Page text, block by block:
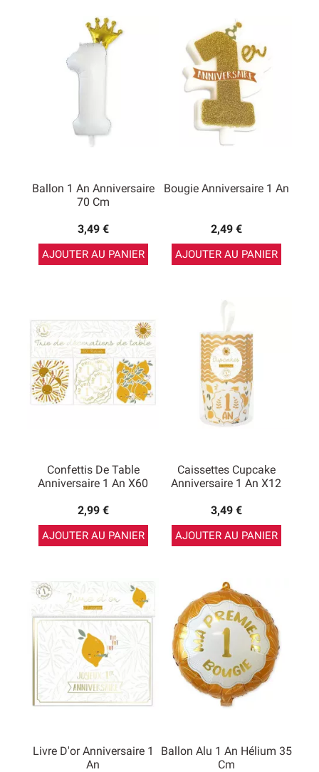
Ballon 1 An Anniversaire
70 Cm
3,49 €
AJOUTER AU PANIER
Bougie Anniversaire 1 An
2,49 €
AJOUTER AU PANIER
Confettis De Table
Anniversaire 1 An X60
2,99 €
AJOUTER AU PANIER
Caissettes Cupcake
Anniversaire 1 An X12
3,49 €
AJOUTER AU PANIER
Livre D'or Anniversaire 1
An
Ballon Alu 1 An Hélium 35
Cm